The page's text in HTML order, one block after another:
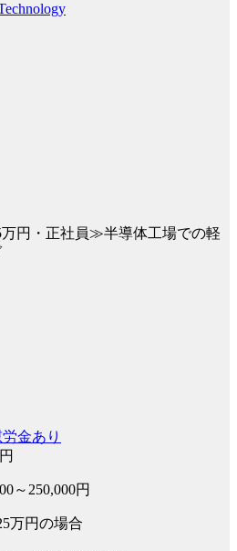
円・正社員≫半導体工場での軽
金あり
円
～250,000円
万円の場合